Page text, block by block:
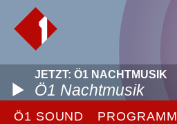
JETZT: Ö1 NACHTMUSIK
Ö1 Nachtmusik
Ö1 SOUND PROGRAMM